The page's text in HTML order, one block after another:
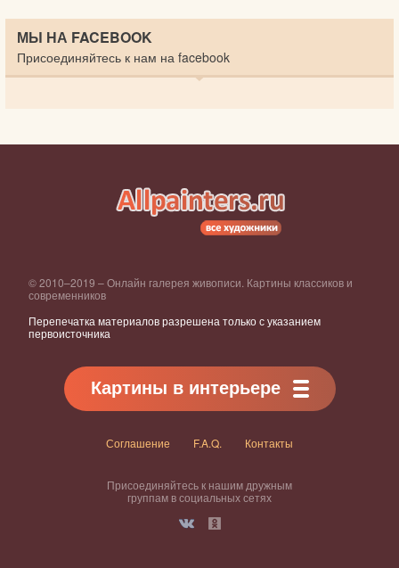
МЫ НА FACEBOOK
Присоединяйтесь к нам на facebook
© 2010–2019 – Онлайн галерея живописи. Картины классиков и
современников
Перепечатка материалов разрешена только с указанием
первоисточника
Картины в интерьере
Соглашение F.A.Q. Контакты
Присоединяйтесь к нашим дружным
группам в социальных сетях